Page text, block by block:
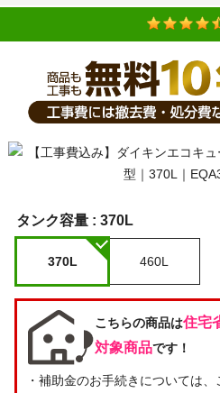
タンク容量 : 370L
370L 460L
こちらの商品は住宅
対象商品です！
・補助金のお手続きについては